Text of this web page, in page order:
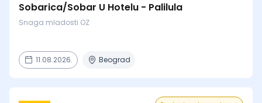
Sobarica/Sobar U Hotelu - Palilula
Snaga mladosti OZ
11.08.2026. Beograd